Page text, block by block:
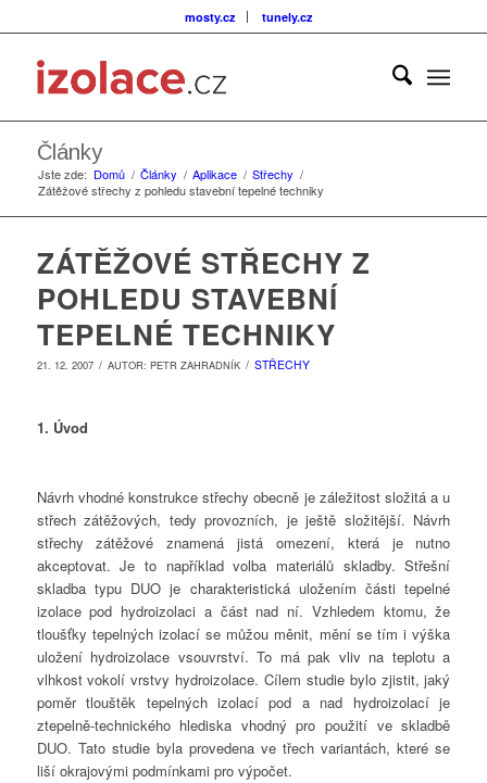
mosty.cz tunely.cz
Články
Jste zde: Domů / Články / Aplikace / Střechy /
Zátěžové střechy z pohledu stavební tepelné techniky
ZÁTĚŽOVÉ STŘECHY Z
POHLEDU STAVEBNÍ
TEPELNÉ TECHNIKY
21. 12. 2007 / AUTOR: PETR ZAHRADNÍK / STŘECHY
1. Úvod
Návrh vhodné konstrukce střechy obecně je záležitost složitá a u
střech zátěžových, tedy provozních, je ještě složitější. Návrh
střechy zátěžové znamená jistá omezení, která je nutno
akceptovat. Je to například volba materiálů skladby. Střešní
skladba typu DUO je charakteristická uložením části tepelné
izolace pod hydroizolaci a část nad ní. Vzhledem ktomu, že
tloušťky tepelných izolací se můžou měnit, mění se tím i výška
uložení hydroizolace vsouvrství. To má pak vliv na teplotu a
vlhkost vokolí vrstvy hydroizolace. Cílem studie bylo zjistit, jaký
poměr tlouštěk tepelných izolací pod a nad hydroizolací je
ztepelně-technického hlediska vhodný pro použití ve skladbě
DUO. Tato studie byla provedena ve třech variantách, které se
liší okrajovými podmínkami pro výpočet.